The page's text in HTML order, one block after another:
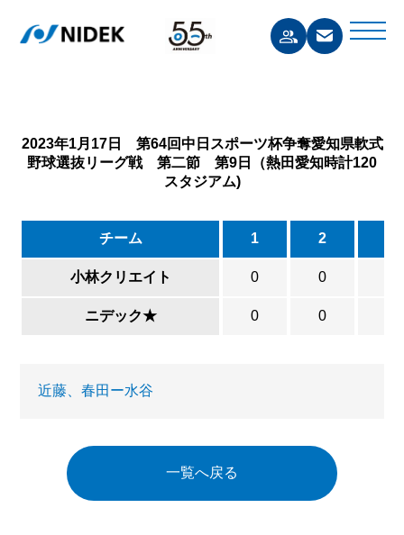
2023年1月17日 第64回中日スポーツ杯争奪愛知県軟式
野球選抜リーグ戦 第二節 第9日（熱田愛知時計120
スタジアム)
チーム 1 2
小林クリエイト 0 0
ニデック★ 0 0
近藤、春田ー水谷
一覧へ戻る